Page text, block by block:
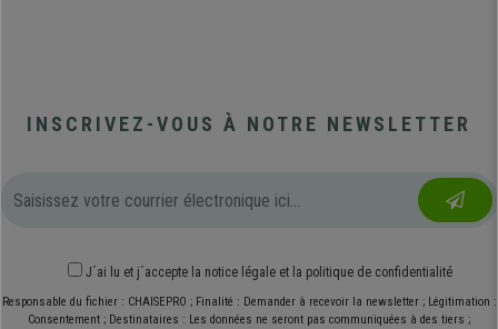
INSCRIVEZ-VOUS À NOTRE NEWSLETTER
J´ai lu et j´accepte la notice légale et la politique de confidentialité
Responsable du fichier : CHAISEPRO ; Finalité : Demander à recevoir la newsletter ; Légitimation :
Consentement ; Destinataires : Les données ne seront pas communiquées à des tiers ;